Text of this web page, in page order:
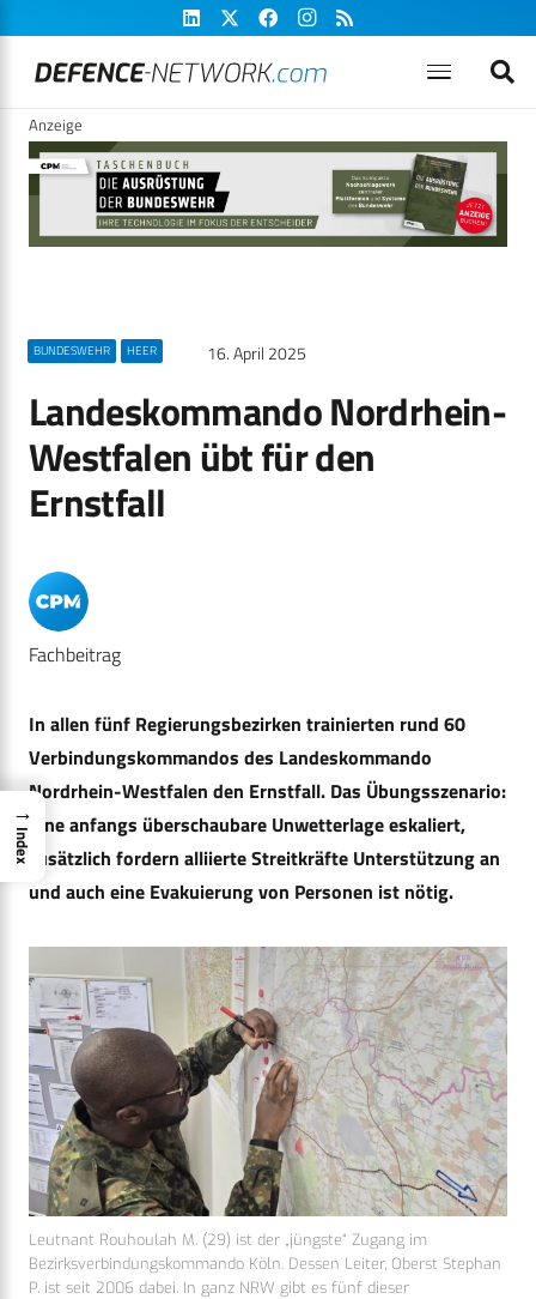
Anzeige
BUNDESWEHR HEER 16. April 2025
Landeskommando Nordrhein-
Westfalen übt für den
Ernstfall
Fachbeitrag
In allen fünf Regierungsbezirken trainierten rund 60
Verbindungskommandos des Landeskommando
Nordrhein-Westfalen den Ernstfall. Das Übungsszenario:
Eine anfangs überschaubare Unwetterlage eskaliert,
zusätzlich fordern alliierte Streitkräfte Unterstützung an
und auch eine Evakuierung von Personen ist nötig.
Leutnant Rouhoulah M. (29) ist der „jüngste“ Zugang im
Bezirksverbindungskommando Köln. Dessen Leiter, Oberst Stephan
P. ist seit 2006 dabei. In ganz NRW gibt es fünf dieser
→
Index